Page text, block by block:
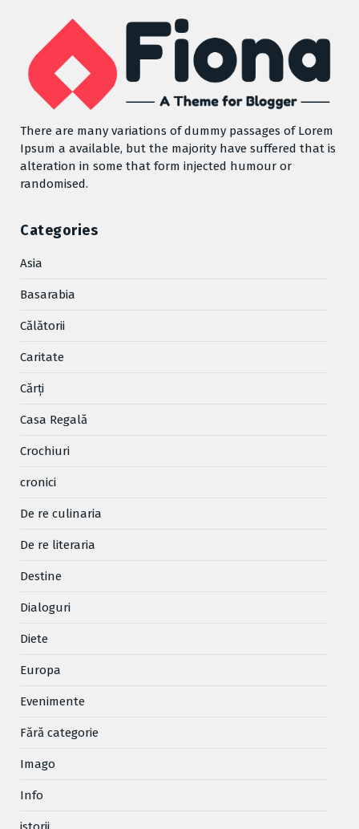
There are many variations of dummy passages of Lorem
Ipsum a available, but the majority have suffered that is
alteration in some that form injected humour or
randomised.
Categories
Asia
Basarabia
Cǎlǎtorii
Caritate
Cărţi
Casa Regală
Crochiuri
cronici
De re culinaria
De re literaria
Destine
Dialoguri
Diete
Europa
Evenimente
Fără categorie
Imago
Info